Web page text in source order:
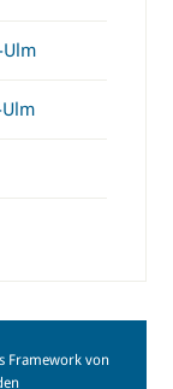
Framework von